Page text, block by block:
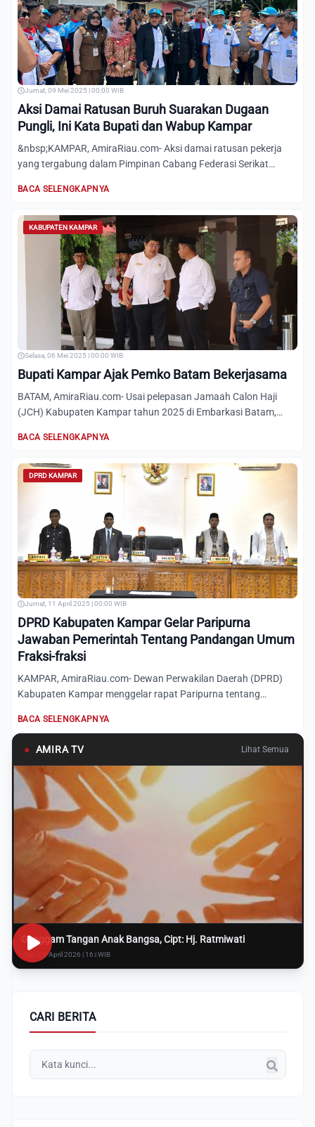
Jumat, 09 Mei 2025 | 00:00 WIB
Aksi Damai Ratusan Buruh Suarakan Dugaan
Pungli, Ini Kata Bupati dan Wabup Kampar
&nbsp;KAMPAR, AmiraRiau.com- Aksi damai ratusan pekerja
yang tergabung dalam Pimpinan Cabang Federasi Serikat
BACA SELENGKAPNYA
KABUPATEN KAMPAR
Selasa, 06 Mei 2025 | 00:00 WIB
Bupati Kampar Ajak Pemko Batam Bekerjasama
BATAM, AmiraRiau.com- Usai pelepasan Jamaah Calon Haji
(JCH) Kabupaten Kampar tahun 2025 di Embarkasi Batam,
BACA SELENGKAPNYA
DPRD KAMPAR
Jumat, 11 April 2025 | 00:00 WIB
DPRD Kabupaten Kampar Gelar Paripurna
Jawaban Pemerintah Tentang Pandangan Umum
Fraksi-fraksi
KAMPAR, AmiraRiau.com- Dewan Perwakilan Daerah (DPRD)
Kabupaten Kampar menggelar rapat Paripurna tentang
BACA SELENGKAPNYA
● AMIRA TV Lihat Semua
Genggam Tangan Anak Bangsa, Cipt: Hj. Ratmiwati
Rabu, 8 April 2026 | 16:i WIB
CARI BERITA